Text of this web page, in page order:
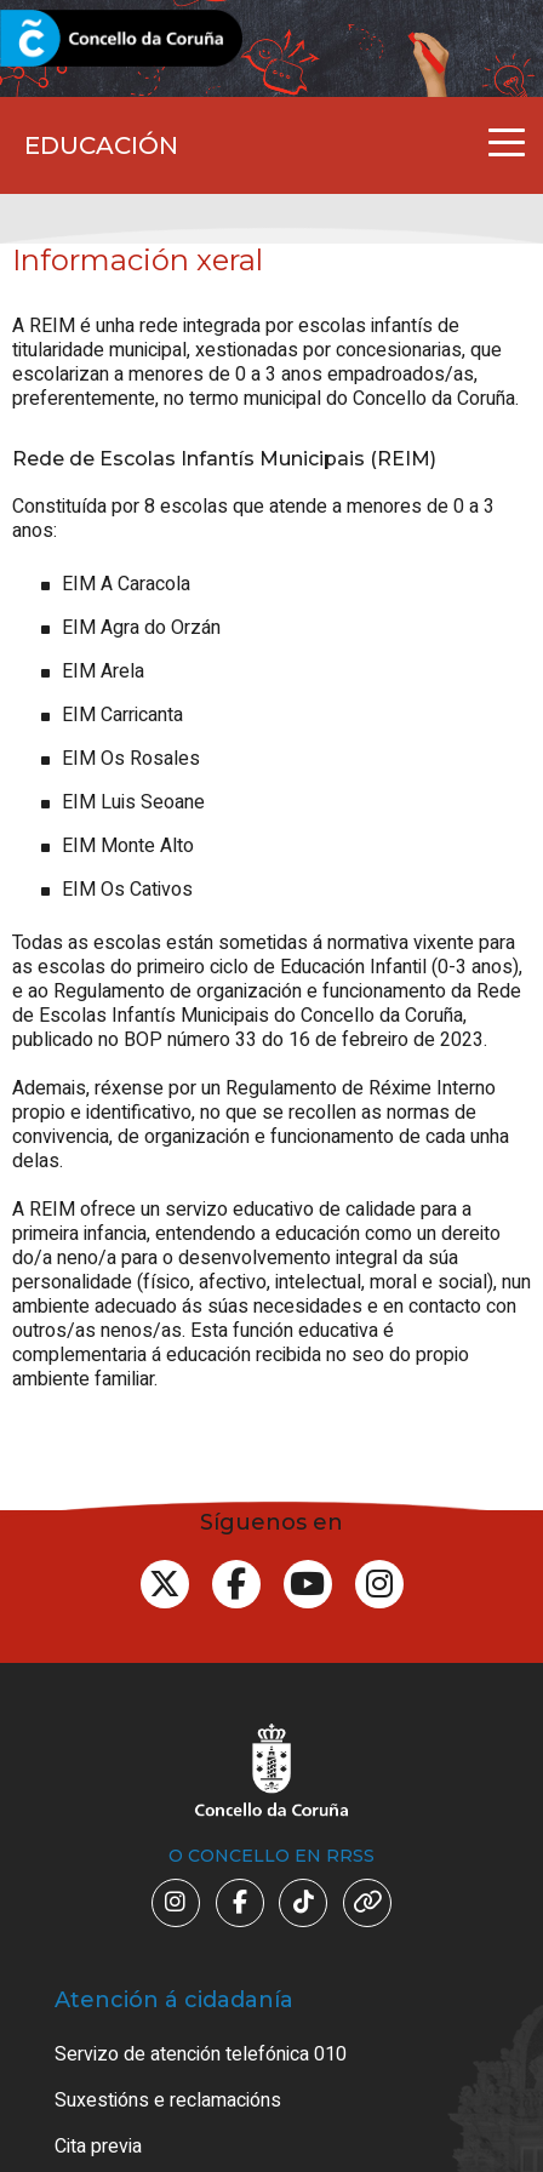
EDUCACIÓN
CORUNA.GAL
Información xeral
A REIM é unha rede integrada por escolas infantís de
titularidade municipal, xestionadas por concesionarias, que
escolarizan a menores de 0 a 3 anos empadroados/as,
preferentemente, no termo municipal do Concello da Coruña.
Rede de Escolas Infantís Municipais (REIM)
Constituída por 8 escolas que atende a menores de 0 a 3
anos:
EIM A Caracola
EIM Agra do Orzán
EIM Arela
EIM Carricanta
EIM Os Rosales
EIM Luis Seoane
EIM Monte Alto
EIM Os Cativos
Todas as escolas están sometidas á normativa vixente para
as escolas do primeiro ciclo de Educación Infantil (0-3 anos),
e ao Regulamento de organización e funcionamento da Rede
de Escolas Infantís Municipais do Concello da Coruña,
publicado no BOP número 33 do 16 de febreiro de 2023.
Ademais, réxense por un Regulamento de Réxime Interno
propio e identificativo, no que se recollen as normas de
convivencia, de organización e funcionamento de cada unha
delas.
A REIM ofrece un servizo educativo de calidade para a
primeira infancia, entendendo a educación como un dereito
do/a neno/a para o desenvolvemento integral da súa
personalidade (físico, afectivo, intelectual, moral e social), nun
ambiente adecuado ás súas necesidades e en contacto con
outros/as nenos/as. Esta función educativa é
complementaria á educación recibida no seo do propio
ambiente familiar.
Síguenos en
O CONCELLO EN RRSS
Atención á cidadanía
Servizo de atención telefónica 010
Suxestións e reclamacións
Cita previa